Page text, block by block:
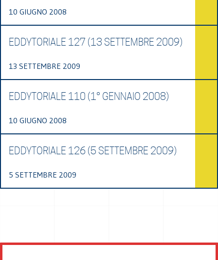
10 GIUGNO 2008
EDDYTORIALE 127 (13 SETTEMBRE 2009)
13 SETTEMBRE 2009
EDDYTORIALE 110 (1° GENNAIO 2008)
10 GIUGNO 2008
EDDYTORIALE 126 (5 SETTEMBRE 2009)
5 SETTEMBRE 2009